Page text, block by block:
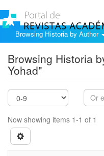
Browsing Historia by Author
Browsing Historia
Yohad"
Now showing items 1-1 of 1